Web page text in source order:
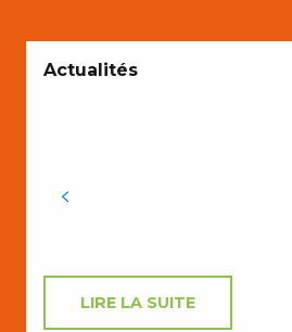
Actualités
LIRE LA SUITE